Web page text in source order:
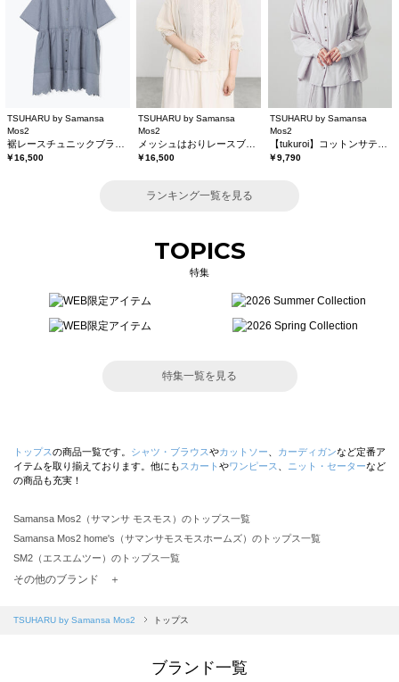
TSUHARU by Samansa
Mos2
￥16,500
TSUHARU by Samansa
Mos2
￥16,500
TSUHARU by Samansa
Mos2
￥9,790
ランキング一覧を見る
TOPICS
特集
特集一覧を見る
トップスの商品一覧です。 シャツ・ブラウスやカットソー カーディガンなど定番ア
イテムを取り揃えております。他にも スカート やワンピース ニット・セーターなど
の商品も充実！
Samansa Mos2（サマンサ モスモス）のトップス一覧
Samansa Mos2 home's（サマンサモスモスホームズ）のトップス一覧
SM2（エスエムツー）のトップス一覧
TSUHARU by Samansa Mos2（ツハルバイサマンサモスモス）のトップス一覧
Samansa Mos2 blue（サマンサモスモス ブルー）のトップス一覧
sō4ū（ソウフォーユー）のトップス一覧
その他のブランド ＋
TSUHARU by Samansa Mos2 トップス
ブランド一覧